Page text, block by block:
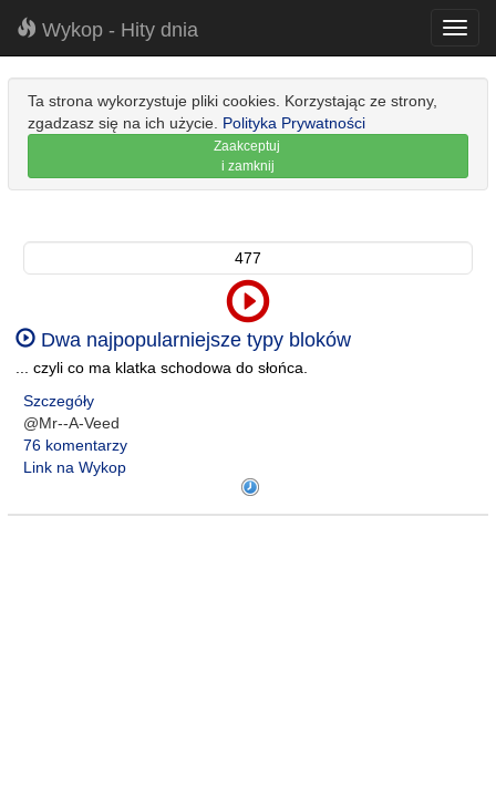
Wykop - Hity dnia
Ta strona wykorzystuje pliki cookies. Korzystając ze strony,
zgadzasz się na ich użycie. Polityka Prywatności
Zaakceptuj
i zamknij
477
Dwa najpopularniejsze typy bloków
... czyli co ma klatka schodowa do słońca.
Szczegóły
@Mr--A-Veed
76 komentarzy
Link na Wykop